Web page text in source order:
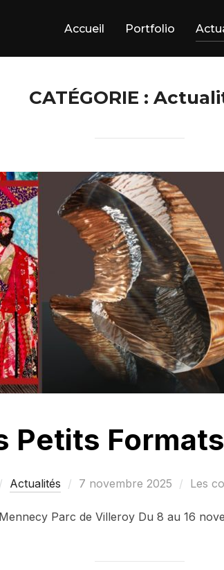
Accueil Portfolio
CATÉGORIE :
Petits
Actualités
Publié
7 novembre 2025 Les
Parc de Villeroy Du 8 au 16